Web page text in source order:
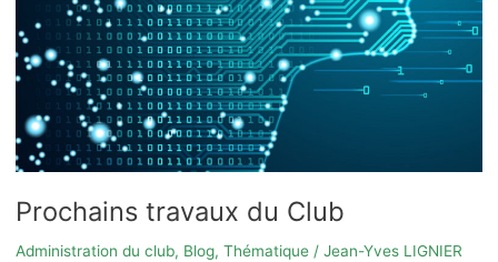
Prochains travaux du Club
Administration du club, Blog, Thématique/ Jean-Yves LIGNIER